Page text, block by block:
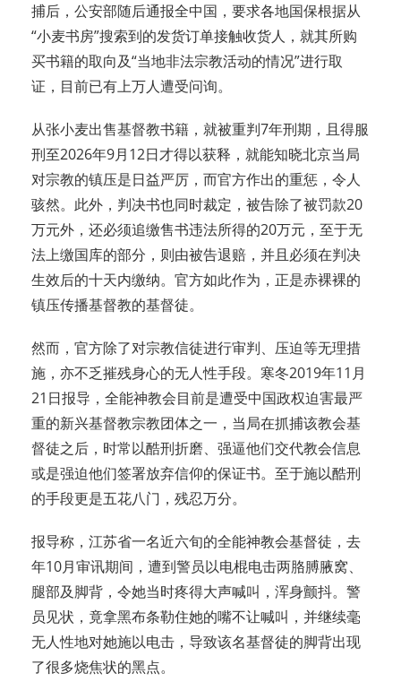
捕后，公安部随后通报全中国，要求各地国保根据从
“小麦书房”搜索到的发货订单接触收货人，就其所购
买书籍的取向及“当地非法宗教活动的情况”进行取
证，目前已有上万人遭受问询。
从张小麦出售基督教书籍，就被重判7年刑期，且得服
刑至2026年9月12日才得以获释，就能知晓北京当局
对宗教的镇压是日益严厉，而官方作出的重惩，令人
骇然。此外，判决书也同时裁定，被告除了被罚款20
万元外，还必须追缴售书违法所得的20万元，至于无
法上缴国库的部分，则由被告退赔，并且必须在判决
生效后的十天内缴纳。官方如此作为，正是赤裸裸的
镇压传播基督教的基督徒。
然而，官方除了对宗教信徒进行审判、压迫等无理措
施，亦不乏摧残身心的无人性手段。寒冬2019年11月
21日报导，全能神教会目前是遭受中国政权迫害最严
重的新兴基督教宗教团体之一，当局在抓捕该教会基
督徒之后，时常以酷刑折磨、强逼他们交代教会信息
或是强迫他们签署放弃信仰的保证书。至于施以酷刑
的手段更是五花八门，残忍万分。
报导称，江苏省一名近六旬的全能神教会基督徒，去
年10月审讯期间，遭到警员以电棍电击两胳膊腋窝、
腿部及脚背，令她当时疼得大声喊叫，浑身颤抖。警
员见状，竟拿黑布条勒住她的嘴不让喊叫，并继续毫
无人性地对她施以电击，导致该名基督徒的脚背出现
了很多烧焦状的黑点。